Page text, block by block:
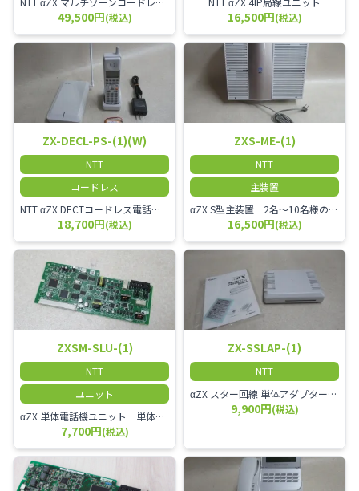
49,500円(税込) 16,500円(税込)
ZX-DECL-PS-(1)(W)
NTT
コードレス
NTT αZX DECTコードレス電話機 電波方式がDECTで、 防水機能（IPX4:あらゆる方向からの水の飛まつを受けても有害な影響を受けない。)を備えた 接続装置と子機の一対シングルゾーンコードレスです。
18,700円(税込)
ZXS-ME-(1)
NTT
主装置
αZX S型主装置 2名～10名様のオフィスに適しております。
16,500円(税込)
ZXSM-SLU-(1)
NTT
ユニット
αZX 単体電話機ユニット 単体電話機、複合機、ドアホン等、 2台分収容可能にするユニット
7,700円(税込)
ZX-SSLAP-(1)
NTT
αZX スター回線 単体アダプター 受付電話機、ドアホン、FAX等を1台収容できる装置です。
9,900円(税込)